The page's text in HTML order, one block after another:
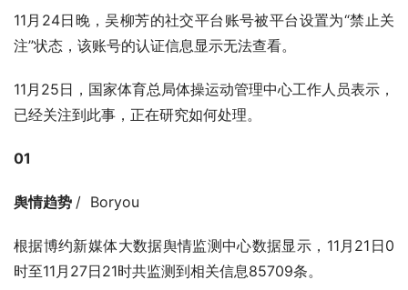
11月24日晚，吴柳芳的社交平台账号被平台设置为“禁止关
注”状态，该账号的认证信息显示无法查看。
11月25日，国家体育总局体操运动管理中心工作人员表示，
已经关注到此事，正在研究如何处理。
01
舆情趋势 /  Boryou
根据博约新媒体大数据舆情监测中心数据显示，11月21日0
时至11月27日21时共监测到相关信息85709条。